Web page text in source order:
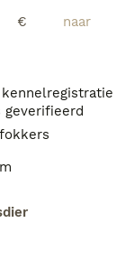
€
kennelregistratie
geverifieerd